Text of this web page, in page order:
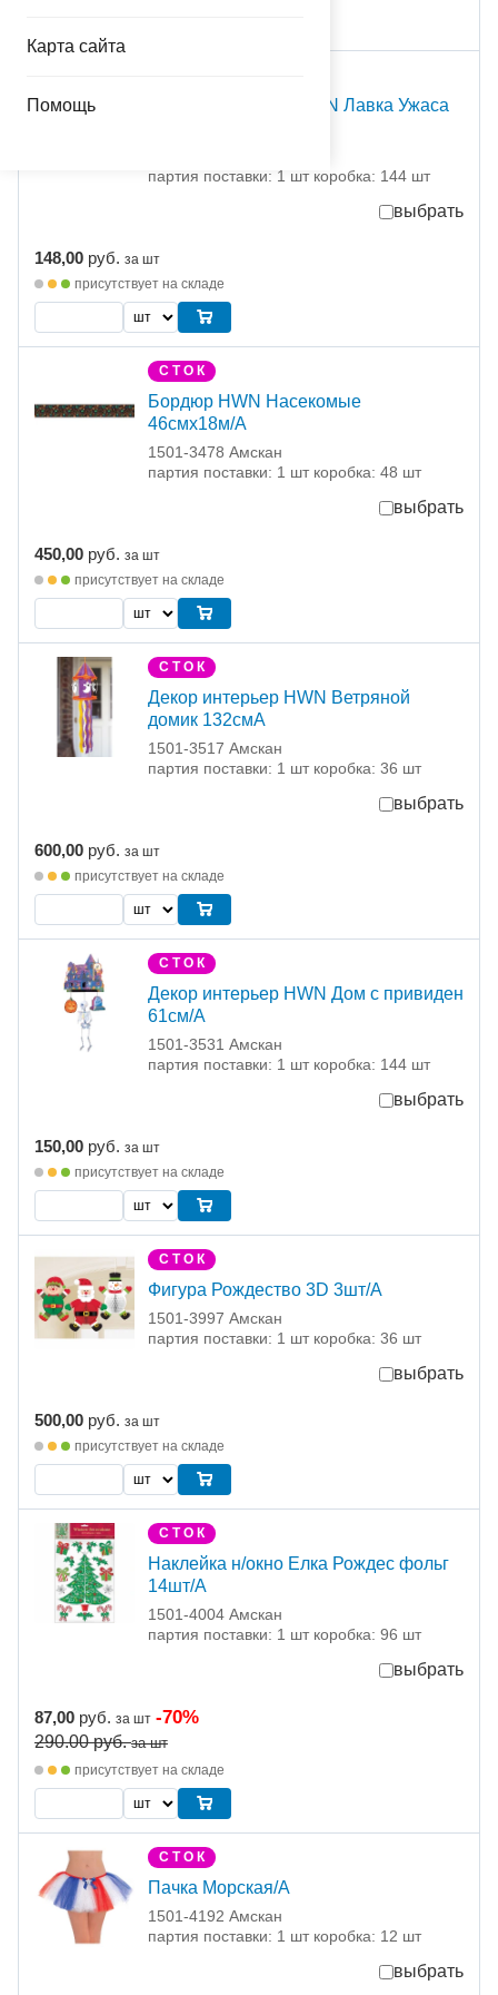
Карта сайта
Помощь
Наклейка н/стену HWN Лавка Ужаса
партия поставки: 1 шт коробка: 144 шт
выбрать
148,00 руб. за шт
присутствует на складе
С Т О К
Бордюр HWN Насекомые
46смх18м/A
1501-3478 Амскан
партия поставки: 1 шт коробка: 48 шт
выбрать
450,00 руб. за шт
присутствует на складе
С Т О К
Декор интерьер HWN Ветряной
домик 132смА
1501-3517 Амскан
партия поставки: 1 шт коробка: 36 шт
выбрать
600,00 руб. за шт
присутствует на складе
С Т О К
Декор интерьер HWN Дом с привиден
61см/А
1501-3531 Амскан
партия поставки: 1 шт коробка: 144 шт
выбрать
150,00 руб. за шт
присутствует на складе
С Т О К
Фигура Рождество 3D 3шт/A
1501-3997 Амскан
партия поставки: 1 шт коробка: 36 шт
выбрать
500,00 руб. за шт
присутствует на складе
С Т О К
Наклейка н/окно Елка Рождес фольг
14шт/A
1501-4004 Амскан
партия поставки: 1 шт коробка: 96 шт
выбрать
87,00 руб. за шт -70%
290.00руб. за шт
присутствует на складе
С Т О К
Пачка Морская/А
1501-4192 Амскан
партия поставки: 1 шт коробка: 12 шт
выбрать